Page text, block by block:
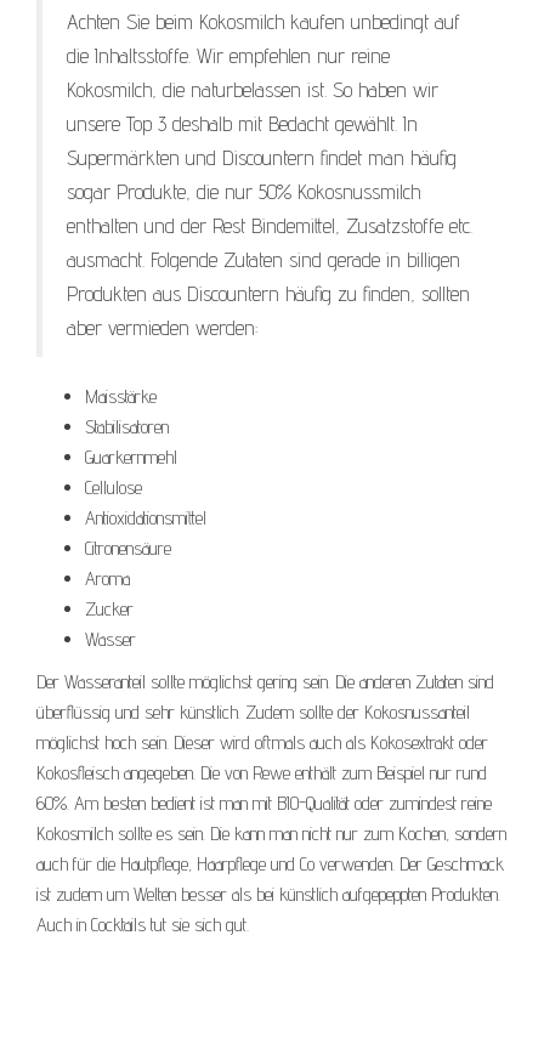
Achten Sie beim Kokosmilch kaufen unbedingt auf
die Inhaltsstoffe. Wir empfehlen nur reine
Kokosmilch, die naturbelassen ist. So haben wir
unsere Top 3 deshalb mit Bedacht gewählt. In
Supermärkten und Discountern findet man häufig
sogar Produkte, die nur 50% Kokosnussmilch
enthalten und der Rest Bindemittel, Zusatzstoffe etc.
ausmacht. Folgende Zutaten sind gerade in billigen
Produkten aus Discountern häufig zu finden, sollten
aber vermieden werden:
Maisstärke
Stabilisatoren
Guarkernmehl
Cellulose
Antioxidationsmittel
Citronensäure
Aroma
Zucker
Wasser
Der Wasseranteil sollte möglichst gering sein. Die anderen Zutaten sind
überflüssig und sehr künstlich. Zudem sollte der Kokosnussanteil
möglichst hoch sein. Dieser wird oftmals auch als Kokosextrakt oder
Kokosfleisch angegeben. Die von Rewe enthält zum Beispiel nur rund
60%. Am besten bedient ist man mit BIO-Qualität oder zumindest reine
Kokosmilch sollte es sein. Die kann man nicht nur zum Kochen, sondern
auch für die Hautpflege, Haarpflege und Co verwenden. Der Geschmack
ist zudem um Welten besser als bei künstlich aufgepeppten Produkten.
Auch in Cocktails tut sie sich gut.